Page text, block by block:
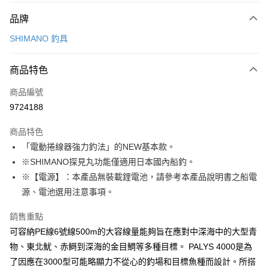
信用卡一次付款
LINE Pay
Apple Pay
Google Pay
全盈+PAY
ATM付款
運送方式
全家取貨付款
每筆NT$100，滿NT$1,000(含以上)免運費
品牌
SHIMANO 釣具
商品特色
商品編號
9724188
商品特色
「電動捲線器強力釣法」的NEW基本款。
※SHIMANO探見丸功能僅適用日本國內船釣。
※【電源】：本產品無裝載鋰電池，請參考本產品說明書之船電
源、電池選用注意事項。
銷售重點
可容納PE線6號線500m的大容線量能夠旨在應對中深海中的大型青
物、東北魷、赤鰣到深海的金目鯛等多種目標。 PALYS 4000是為
了因應在3000型可能略顯力不從心的釣場和目標魚種而設計。所搭